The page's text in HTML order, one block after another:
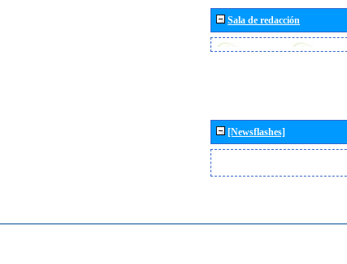
Sala de redacción
[Newsflashes]